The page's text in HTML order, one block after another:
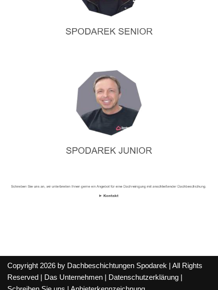
Copyright 2026 by Dachbeschichtungen Spodarek | All Rights
Reserved |
Das Unternehmen Datenschutzerklärung